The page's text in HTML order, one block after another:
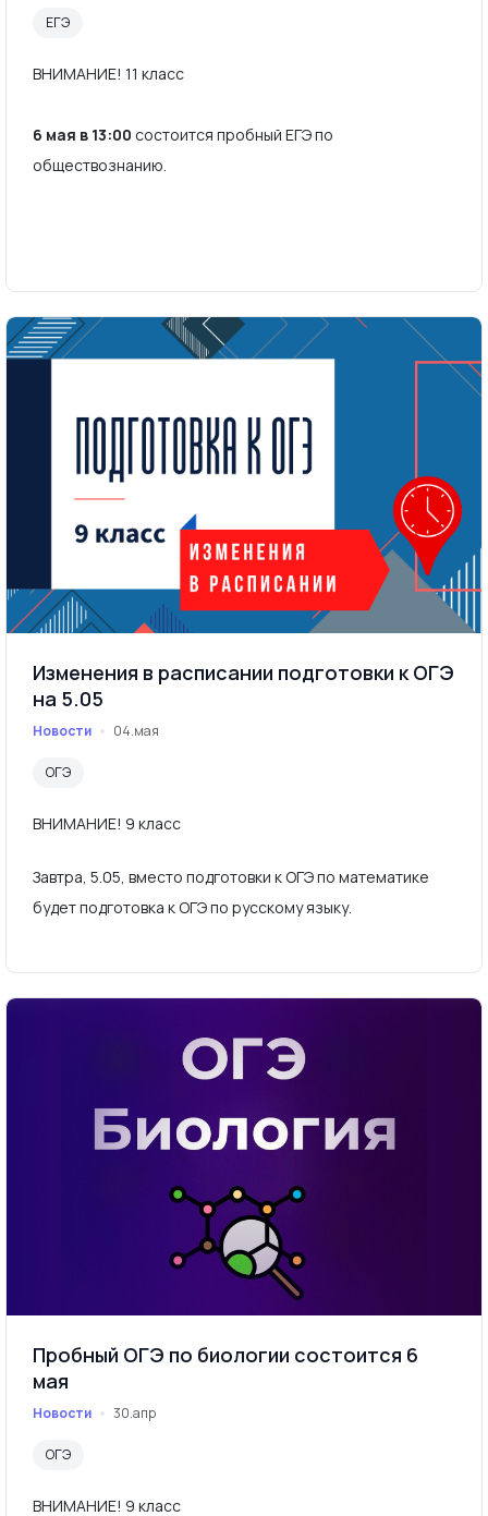
ЕГЭ
ВНИМАНИЕ! 11 класс
6 мая в 13:00 состоится пробный ЕГЭ по
обществознанию.
Изменения в расписании подготовки к ОГЭ
на 5.05
Новости 04.мая
ОГЭ
ВНИМАНИЕ! 9 класс
Завтра, 5.05, вместо подготовки к ОГЭ по математике
будет подготовка к ОГЭ по русскому языку.
Пробный ОГЭ по биологии состоится 6
мая
Новости 30.апр
ОГЭ
ВНИМАНИЕ! 9 класс